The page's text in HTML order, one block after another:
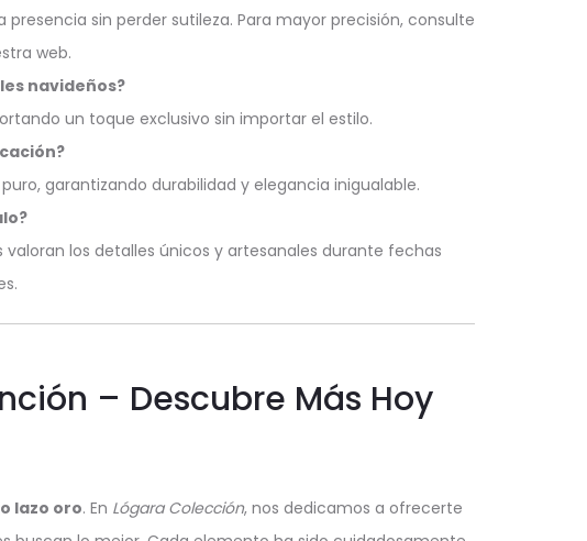
sin perder sutileza. Para mayor precisión, consulte
web.
navideños?
un toque exclusivo sin importar el estilo.
garantizando durabilidad y elegancia inigualable.
los detalles únicos y artesanales durante fechas
– Descubre Más Hoy
lazo oro. En Lógara Colección, nos dedicamos a ofrecerte